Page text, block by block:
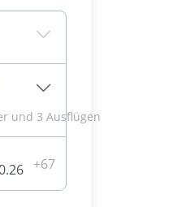
und 3 Ausflügen
+67